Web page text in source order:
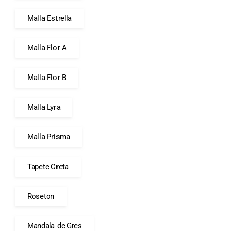
Malla Estrella
Malla Flor A
Malla Flor B
Malla Lyra
Malla Prisma
Tapete Creta
Roseton
Mandala de Gres